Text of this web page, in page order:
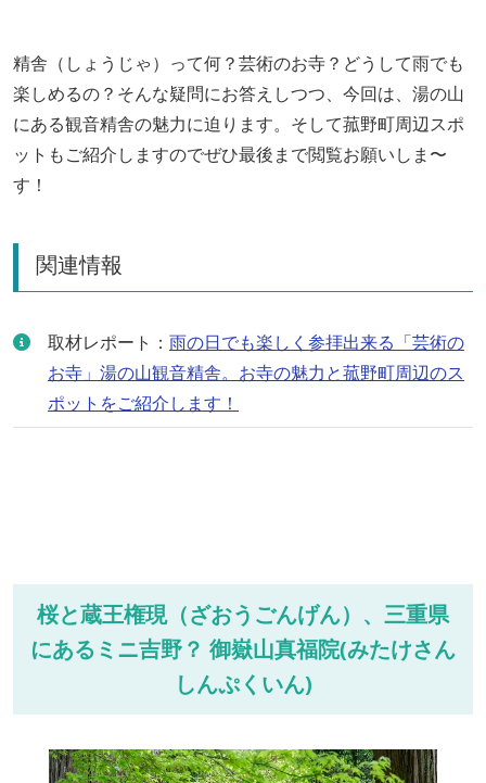
精舎（しょうじゃ）って何？芸術のお寺？どうして雨でも
楽しめるの？そんな疑問にお答えしつつ、今回は、湯の山
にある観音精舎の魅力に迫ります。そして菰野町周辺スポ
ットもご紹介しますのでぜひ最後まで閲覧お願いしま〜
す！
関連情報
取材レポート： 雨の日でも楽しく参拝出来る「芸術の
お寺」湯の山観音精舎。お寺の魅力と菰野町周辺のス
ポットをご紹介します！
桜と蔵王権現（ざおうごんげん）、三重県
にあるミニ吉野？ 御嶽山真福院(みたけさん
しんぷくいん)